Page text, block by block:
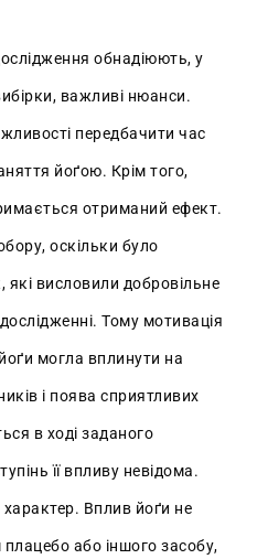
обнадіюють, у
важливі нюанси.
передбачити час
йоґою. Крім того,
отриманий ефект.
оскільки було
висловили добровільне
Тому мотивація
могла вплинути на
і поява сприятливих
в ході заданого
її впливу невідома.
Вплив йоґи не
або іншого засобу,